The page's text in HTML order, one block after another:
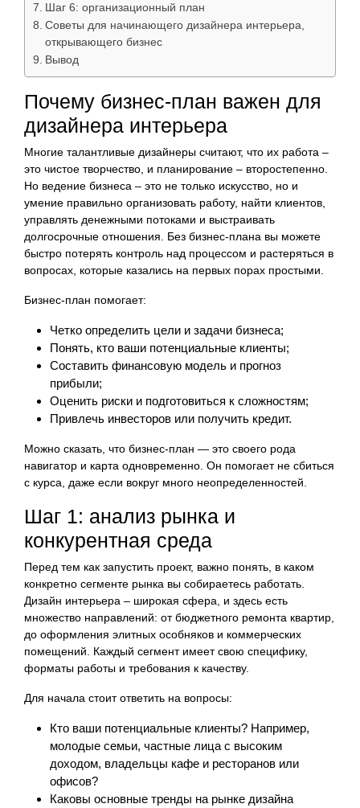
Шаг 6: организационный план
Советы для начинающего дизайнера интерьера,
открывающего бизнес
Вывод
Почему бизнес-план важен для
дизайнера интерьера
Многие талантливые дизайнеры считают, что их работа –
это чистое творчество, и планирование – второстепенно.
Но ведение бизнеса – это не только искусство, но и
умение правильно организовать работу, найти клиентов,
управлять денежными потоками и выстраивать
долгосрочные отношения. Без бизнес-плана вы можете
быстро потерять контроль над процессом и растеряться в
вопросах, которые казались на первых порах простыми.
Бизнес-план помогает:
Четко определить цели и задачи бизнеса;
Понять, кто ваши потенциальные клиенты;
Составить финансовую модель и прогноз
прибыли;
Оценить риски и подготовиться к сложностям;
Привлечь инвесторов или получить кредит.
Можно сказать, что бизнес-план — это своего рода
навигатор и карта одновременно. Он помогает не сбиться
с курса, даже если вокруг много неопределенностей.
Шаг 1: анализ рынка и
конкурентная среда
Перед тем как запустить проект, важно понять, в каком
конкретно сегменте рынка вы собираетесь работать.
Дизайн интерьера – широкая сфера, и здесь есть
множество направлений: от бюджетного ремонта квартир,
до оформления элитных особняков и коммерческих
помещений. Каждый сегмент имеет свою специфику,
форматы работы и требования к качеству.
Для начала стоит ответить на вопросы:
Кто ваши потенциальные клиенты? Например,
молодые семьи, частные лица с высоким
доходом, владельцы кафе и ресторанов или
офисов?
Каковы основные тренды на рынке дизайна